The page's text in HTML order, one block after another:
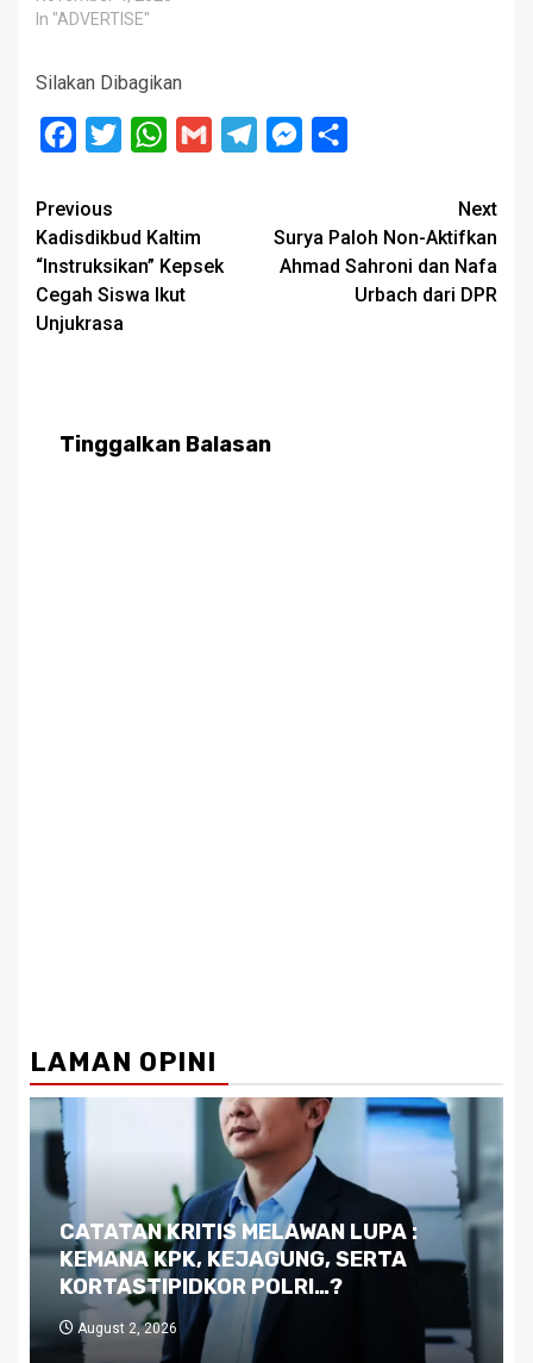
In "ADVERTISE"
Silakan Dibagikan
Facebook
Twitter WhatsApp
Gmail TelegramMessenger
Post
navigation
Previous
Kadisdikbud Kaltim
“Instruksikan” Kepsek
Cegah Siswa Ikut
Unjukrasa
Next
Surya Paloh Non-Aktifkan
Ahmad Sahroni dan Nafa
Urbach dari DPR
Tinggalkan Balasan
LAMAN OPINI
Dilema Kaltim di Tengah Krisis:
Kutukan Sumber Daya Alam dan
Pemimpin yang Tak Kreatif
July 29, 2026